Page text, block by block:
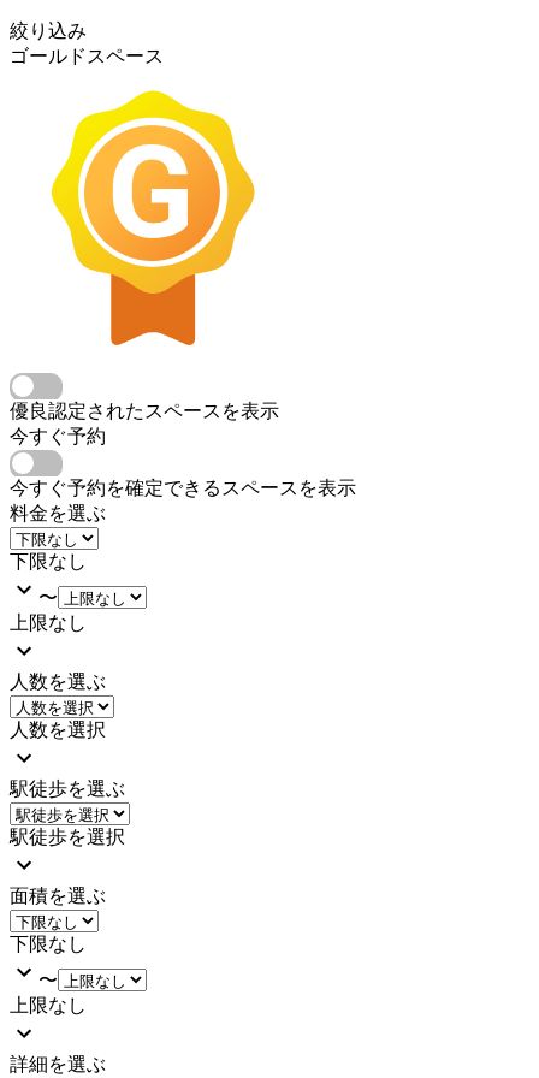
絞り込み
ゴールドスペース
優良認定されたスペースを表示
今すぐ予約
今すぐ予約を確定できるスペースを表示
料金を選ぶ
下限なし
〜
上限なし
人数を選ぶ
人数を選択
駅徒歩を選ぶ
駅徒歩を選択
面積を選ぶ
下限なし
〜
上限なし
詳細を選ぶ